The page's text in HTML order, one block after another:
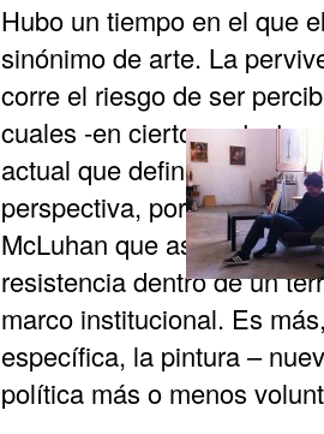
Hubo un tiempo en el que
sinónimo de arte. La
corre el riesgo de ser
cuales -en cierto
actual que define las
perspectiva, por ejemplo
McLuhan que asimila el
resistencia dentro de un
marco institucional. Es
específica, la pintura –
política más o menos